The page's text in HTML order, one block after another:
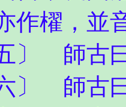
作櫂，並
師古曰
師古曰